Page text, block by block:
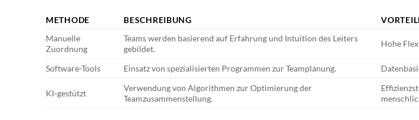
METHODE BESCHREIBUNG
Manuelle
Zuordnung
Teams werden basierend auf Erfahrung und Intuition des Leiters
gebildet.
Hohe
Software-Tools Einsatz von spezialisierten Programmen zur Teamplanung.
KI-gestützt
Verwendung von Algorithmen zur Optimierung der
Teamzusammenstellung.